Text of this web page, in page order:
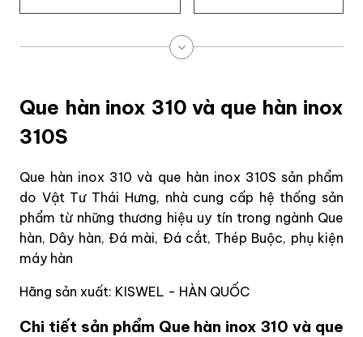
Que hàn inox 310 và que hàn inox
310S
Que hàn inox 310 và que hàn inox 310S sản phẩm
do Vật Tư Thái Hưng, nhà cung cấp hệ thống sản
phẩm từ những thương hiệu uy tín trong ngành Que
hàn, Dây hàn, Đá mài, Đá cắt, Thép Buộc, phụ kiện
máy hàn
Hãng sản xuất: KISWEL - HÀN QUỐC
Chi tiết sản phẩm Que hàn inox 310 và que